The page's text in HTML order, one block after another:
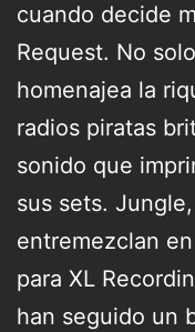
cuando decide
Request. No
homenajea la
radios piratas
sonido que
sus sets.
entremezclan
para XL
han seguido un